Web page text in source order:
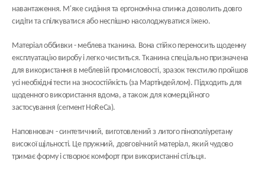
навантаження. М'яке сидіння та ергономічна спинка дозволить довго
сидіти та спілкуватися або неспішно насолоджуватися їжею.
Матеріал оббивки - меблева тканина. Вона стійко переносить щоденну
експлуатацію виробу і легко чиститься. Тканина спеціально призначена
для використання в меблевій промисловості, зразок текстилю пройшов
усі необхідні тести на зносостійкість (за Мартіндейлом). Підходить для
щоденного використання вдома, а також для комерційного
застосування (сегмент HoReCa).
Наповнювач - синтетичний, виготовлений з литого пінополіуретану
високої щільності. Це пружний, довговічний матеріал, який чудово
тримає форму і створює комфорт при використанні стільця.